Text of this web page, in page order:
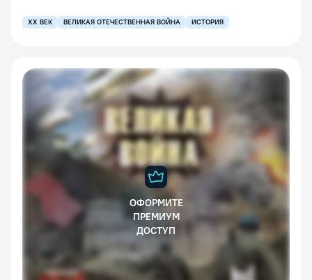
XX ВЕК ВЕЛИКАЯ ОТЕЧЕСТВЕННАЯ ВОЙНА ИСТОРИЯ
ОФОРМИТЕ
ПРЕМИУМ
ДОСТУП